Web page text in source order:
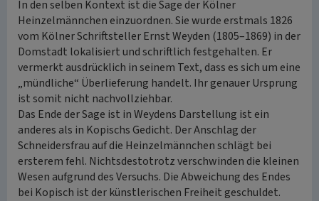
In den selben Kontext ist die Sage der Kölner
Heinzelmännchen einzuordnen. Sie wurde erstmals 1826
vom Kölner Schriftsteller Ernst Weyden (1805–1869) in der
Domstadt lokalisiert und schriftlich festgehalten. Er
vermerkt ausdrücklich in seinem Text, dass es sich um eine
„mündliche“ Überlieferung handelt. Ihr genauer Ursprung
ist somit nicht nachvollziehbar.
Das Ende der Sage ist in Weydens Darstellung ist ein
anderes als in Kopischs Gedicht. Der Anschlag der
Schneidersfrau auf die Heinzelmännchen schlägt bei
ersterem fehl. Nichtsdestotrotz verschwinden die kleinen
Wesen aufgrund des Versuchs. Die Abweichung des Endes
bei Kopisch ist der künstlerischen Freiheit geschuldet.